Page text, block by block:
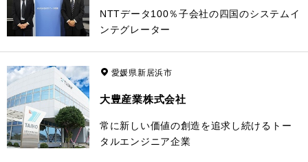
NTTデータ100％子会社の四国のシステムイ
ンテグレーター
愛媛県新居浜市
大豊産業株式会社
常に新しい価値の創造を追求し続けるトー
タルエンジニア企業